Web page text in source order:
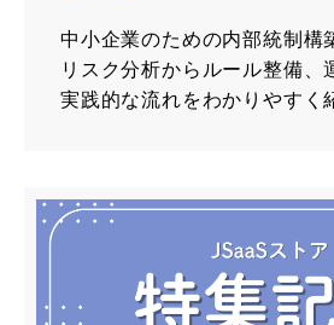
中小企業のための内部統制構
リスク分析からルール整備、
実践的な流れをわかりやすく